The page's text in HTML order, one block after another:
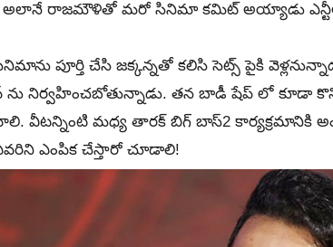
అలానే రాజమౌళితో మరో సినిమా కమిట్ అయ్యాడు
పూర్తి చేసి జక్కన్నతో కలిసి సెట్స్ పైకి
ను నిర్వహించబోతున్నాడు. తన బాడీ షేప్ లో కూడా
వీటన్నింటి మధ్య తారక్ బిగ్ బాస్2 కార్యక్రమానికి
ఎంపిక చేస్తారో చూడాలి!